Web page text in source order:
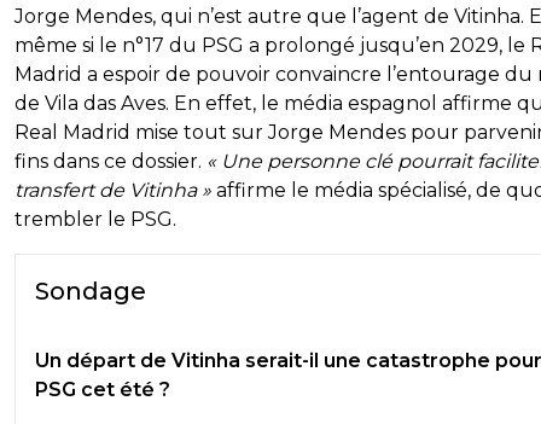
Jorge Mendes, qui n’est autre que l’agent de Vitinha.
même si le n°17 du PSG a prolongé jusqu’en 2029, le
Madrid a espoir de pouvoir convaincre l’entourage du
de Vila das Aves. En effet, le média espagnol affirme
Real Madrid mise tout sur Jorge Mendes pour
fins dans ce dossier. « Une personne clé pourrait
transfert de Vitinha » affirme le média spécialisé, de
trembler le PSG.
Sondage
Un départ de Vitinha serait-il une catastrophe
PSG cet été ?